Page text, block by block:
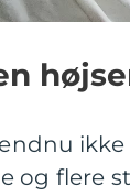
og flere